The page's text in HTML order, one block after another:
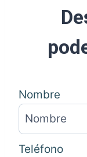
Nombre
Teléfono